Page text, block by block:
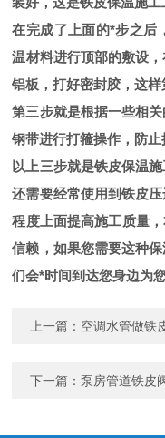
在完成了上面的*步之后
温材料进行顶部的敷设
铝板，打好密封胶，这样
第三步就是根据一些相
钢带进行打箍操作，防止
以上三步就是铁皮保温
还需要经常使用到铁皮
程度上面提高施工质量
信赖，如果您需要这种
们会*时间到达您身边为
上一篇： 空调水管做铁
下一篇：泵房管道铁皮